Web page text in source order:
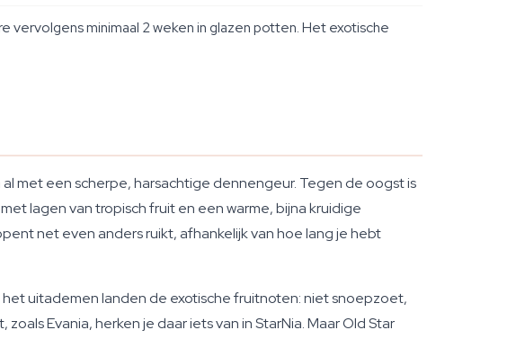
vervolgens minimaal 2 weken in glazen potten. Het exotische
met een scherpe, harsachtige dennengeur. Tegen de oogst is
lagen van tropisch fruit en een warme, bijna kruidige
net even anders ruikt, afhankelijk van hoe lang je hebt
uitademen landen de exotische fruitnoten: niet snoepzoet,
Evania, herken je daar iets van in StarNia. Maar Old Star